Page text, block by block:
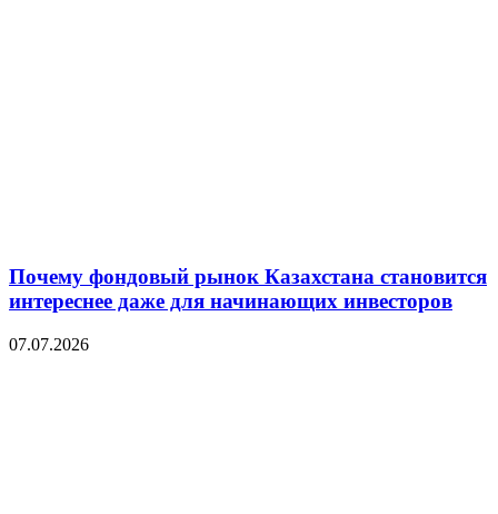
Почему фондовый рынок Казахстана становится
интереснее даже для начинающих инвесторов
07.07.2026